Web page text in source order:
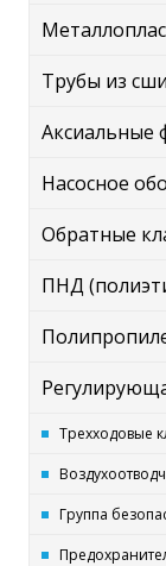
Трубы из
Аксиальные
Насосное
Обратные
ПНД
Трехходовые
Группа